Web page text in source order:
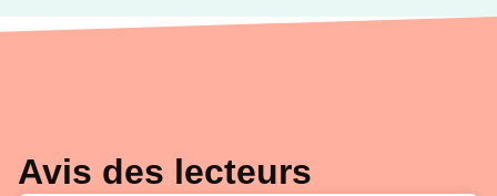
Avis des lecteurs